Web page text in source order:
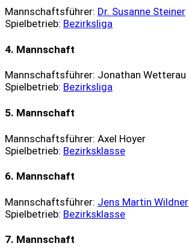
Mannschaftsführer: Dr. Susanne Steiner
Spielbetrieb: Bezirksliga
4. Mannschaft
Mannschaftsführer: Jonathan Wetterau
Spielbetrieb: Bezirksliga
5. Mannschaft
Mannschaftsführer: Axel Hoyer
Spielbetrieb: Bezirksklasse
6. Mannschaft
Mannschaftsführer: Jens Martin Wildner
Spielbetrieb: Bezirksklasse
7. Mannschaft